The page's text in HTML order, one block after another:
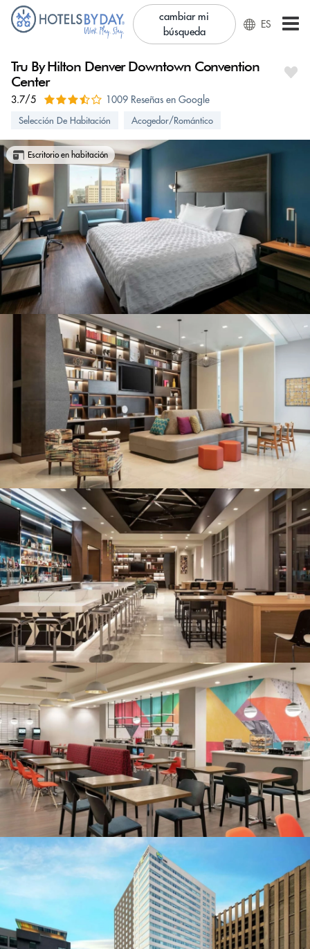
cambiar mi
búsqueda
ES
Tru By Hilton Denver Downtown Convention
Center
3.7/5 1009 Reseñas en Google
Selección De Habitación Acogedor/Romántico
Escritorio en habitación